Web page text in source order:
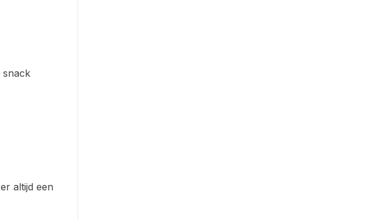
snack
altijd een